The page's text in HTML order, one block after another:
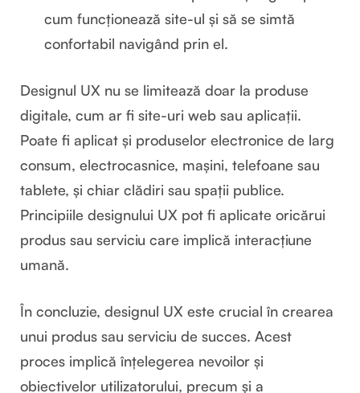
cum funcționează site-ul și să se simtă
confortabil navigând prin el.
Designul UX nu se limitează doar la produse
digitale, cum ar fi site-uri web sau aplicații.
Poate fi aplicat și produselor electronice de larg
consum, electrocasnice, mașini, telefoane sau
tablete, și chiar clădiri sau spații publice.
Principiile designului UX pot fi aplicate oricărui
produs sau serviciu care implică interacțiune
umană.
În concluzie, designul UX este crucial în crearea
unui produs sau serviciu de succes. Acest
proces implică înțelegerea nevoilor și
obiectivelor utilizatorului, precum și a